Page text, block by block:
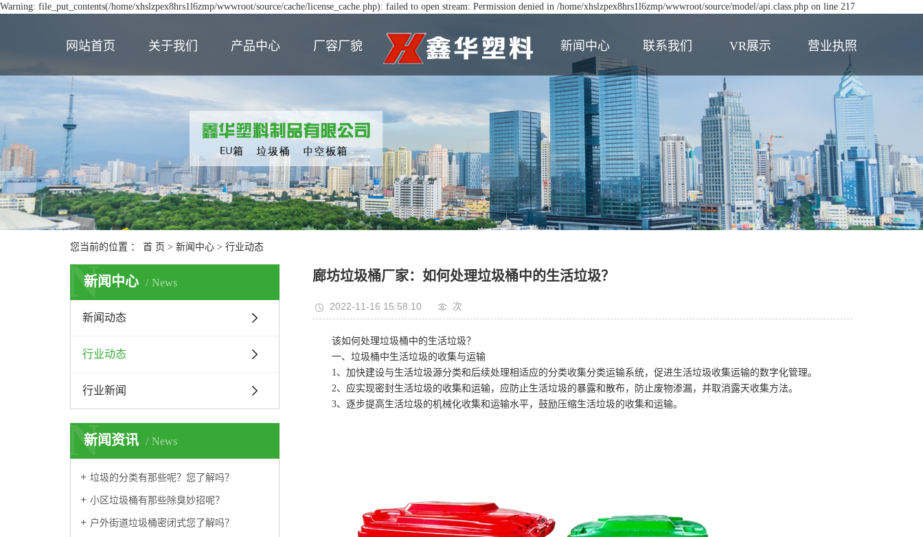
Warning: file_put_contents(/home/xhslzpex8hrs1l6zmp/wwwroot/source/cache/license_cache.php): failed to open stream: Permission denied in /home/xhslzpex8hrs1l6zmp/wwwroot/source/model/api.class.php on line 217
网站首页 关于我们 产品中心 厂容厂貌 新闻中心 联系我们 VR展示 营业执照
您当前的位置 ： 首 页 > 新闻中心 > 行业动态
新闻中心 News
N
新闻动态
行业动态
行业新闻
新闻资讯 News
N
垃圾的分类有那些呢？您了解吗？
小区垃圾桶有那些除臭妙招呢？
户外街道垃圾桶密闭式您了解吗？
廊坊垃圾桶厂家：如何处理垃圾桶中的生活垃圾？
2022-11-16 15:58:10 次
该如何处理垃圾桶中的生活垃圾？
一、垃圾桶中生活垃圾的收集与运输
1、加快建设与生活垃圾源分类和后续处理相适应的分类收集分类运输系统，促进生活垃圾收集运输的数字化管理。
2、应实现密封生活垃圾的收集和运输，应防止生活垃圾的暴露和散布，防止废物渗漏，并取消露天收集方法。
3、逐步提高生活垃圾的机械化收集和运输水平，鼓励压缩生活垃圾的收集和运输。